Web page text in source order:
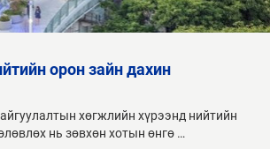
хөгжлийн хүрээнд нийтийн
нь зөвхөн хотын өнгө …